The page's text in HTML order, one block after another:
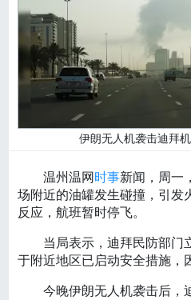
伊朗无人机袭击迪拜
温州温网 时事新闻，周一
场附近的油罐发生碰撞，引发
反应，航班暂时停飞。
当局表示，迪拜民防部门
于附近地区已启动安全措施，
今晚伊朗​​无人机袭击后，